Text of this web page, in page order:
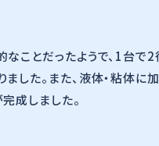
ことだったようで、1台で
た。また、液体・粘体に
成しました。